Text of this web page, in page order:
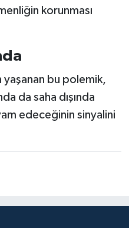
korunması
yaşanan bu polemik,
da saha dışında
edeceğinin sinyalini